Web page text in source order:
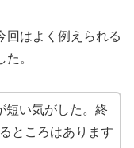
回はよく例えられる
。
短い気がした。終
ところはあります